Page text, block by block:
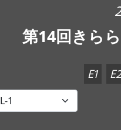
第14回きら
E1 E2